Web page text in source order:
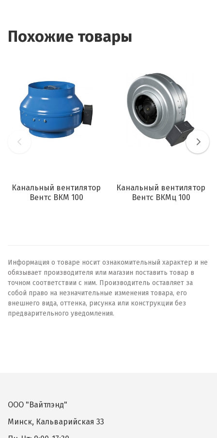
Похожие товары
Канальный вентилятор
Вентс ВКМ 100
Канальный вентилятор
Вентс ВКМц 100
Информация о товаре носит ознакомительный характер и не
обязывает производителя или магазин поставить товар в
точном соответствии с ним. Производитель оставляет за
собой право на незначительные изменения товара, его
внешнего вида, оттенка, рисунка или конструкции без
предварительного уведомления.
ООО "Вайтлэнд"
Минск, Кальварийская 33